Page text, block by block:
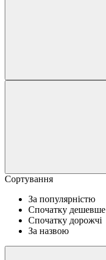
Сортування
За популярністю
Спочатку дешевше
Спочатку дорожчі
За назвою